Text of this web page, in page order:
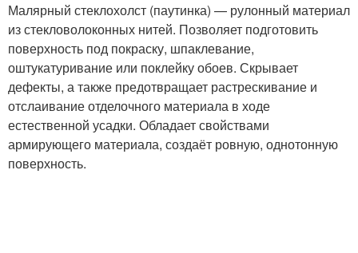
Малярный стеклохолст (паутинка) — рулонный материал
из стекловолоконных нитей. Позволяет подготовить
поверхность под покраску, шпаклевание,
оштукатуривание или поклейку обоев. Скрывает
дефекты, а также предотвращает растрескивание и
отслаивание отделочного материала в ходе
естественной усадки. Обладает свойствами
армирующего материала, создаёт ровную, однотонную
поверхность.